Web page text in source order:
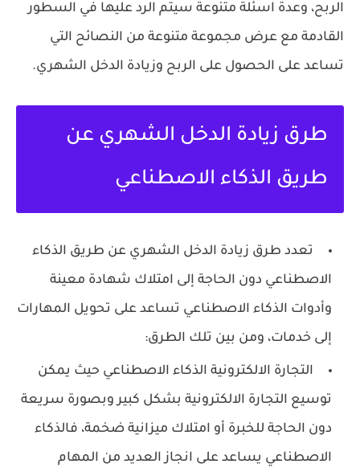
الربح، وعدة اسئلة متنوعة سيتم الرد عليها في السطور
القادمة مع عرض مجموعة متنوعة من النصائح التي
تساعد على الحصول على الربح وزيادة الدخل الشهري.
طرق زيادة الدخل الشهري عن
طريق الذكاء الاصطناعي
تعدد طرق زيادة الدخل الشهري عن طريق الذكاء
الاصطناعي دون الحاجة إلى امتلاك شهادة معينة
وأدوات الذكاء الاصطناعي تساعد على تحويل المهارات
إلى خدمات، ومن بين تلك الطرق:
التجارة الالكترونية الذكاء الاصطناعي حيث يمكن
توسيع التجارة الالكترونية بشكل كبير وبصورة سريعة
دون الحاجة للخبرة أو امتلاك ميزانية ضخمة، فالذكاء
الاصطناعي يساعد على انجاز العديد من المهام